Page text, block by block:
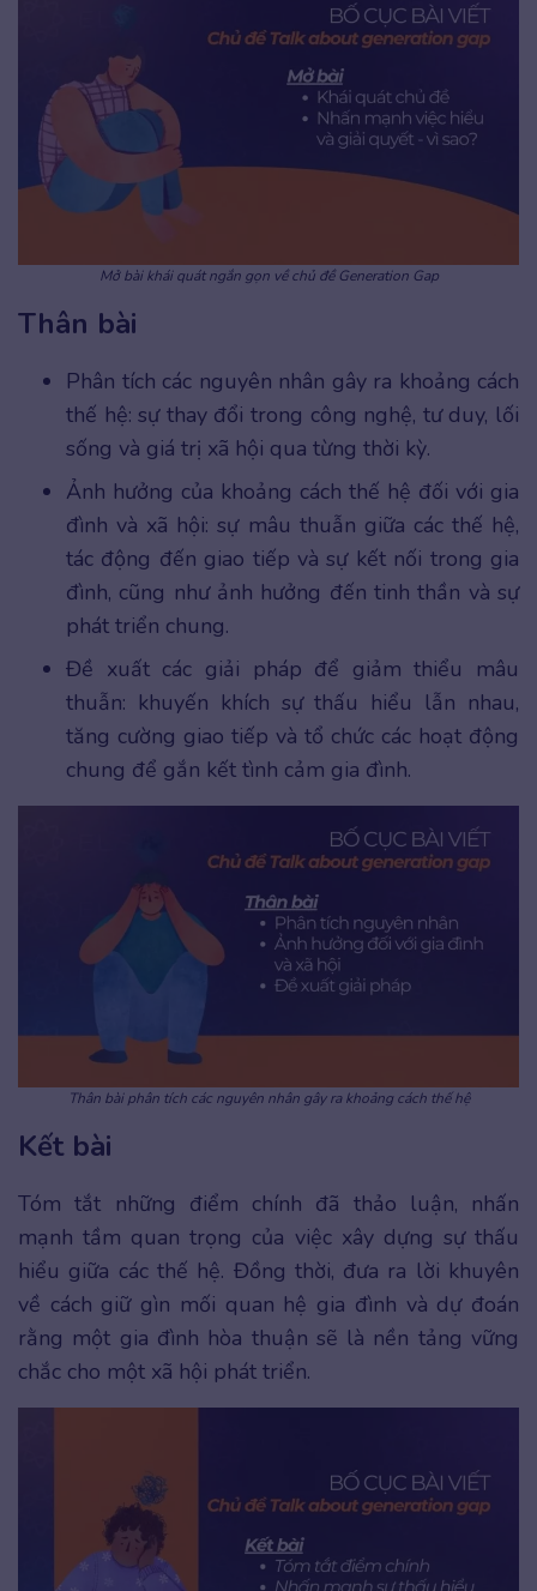
Mở bài khái quát ngắn gọn về chủ đề Generation Gap
Thân bài
Phân tích các nguyên nhân gây ra khoảng cách
thế hệ: sự thay đổi trong công nghệ, tư duy, lối
sống và giá trị xã hội qua từng thời kỳ.
Ảnh hưởng của khoảng cách thế hệ đối với gia
đình và xã hội: sự mâu thuẫn giữa các thế hệ,
tác động đến giao tiếp và sự kết nối trong gia
đình, cũng như ảnh hưởng đến tinh thần và sự
phát triển chung.
Đề xuất các giải pháp để giảm thiểu mâu
thuẫn: khuyến khích sự thấu hiểu lẫn nhau,
tăng cường giao tiếp và tổ chức các hoạt động
chung để gắn kết tình cảm gia đình.
Thân bài phân tích các nguyên nhân gây ra khoảng cách thế hệ
Kết bài
Tóm tắt những điểm chính đã thảo luận, nhấn
mạnh tầm quan trọng của việc xây dựng sự thấu
hiểu giữa các thế hệ. Đồng thời, đưa ra lời khuyên
về cách giữ gìn mối quan hệ gia đình và dự đoán
rằng một gia đình hòa thuận sẽ là nền tảng vững
chắc cho một xã hội phát triển.